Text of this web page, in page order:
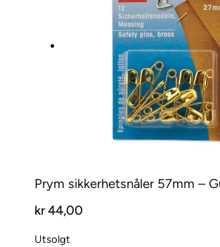
Prym sikkerhetsnåler 57mm –
kr44,00
Utsolgt